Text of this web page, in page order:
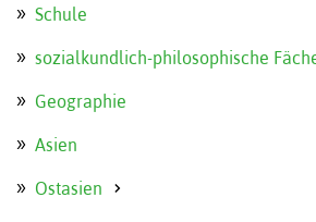
Schule
sozialkundlich-philosophische
Geographie
Asien
Ostasien